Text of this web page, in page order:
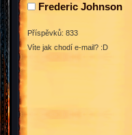
Frederic Johnson
Příspěvků: 833
Víte jak chodí e-mail? :D